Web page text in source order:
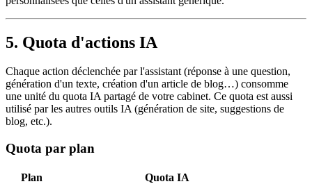
5. Quota d'actions IA
Chaque action déclenchée par l'assistant (réponse à une question,
génération d'un texte, création d'un article de blog…) consomme
une unité du quota IA partagé de votre cabinet. Ce quota est aussi
utilisé par les autres outils IA (génération de site, suggestions de
blog, etc.).
Quota par plan
Plan
Quota IA